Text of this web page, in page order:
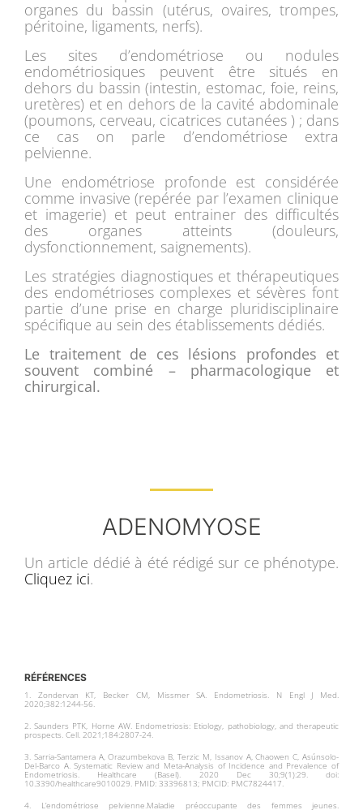
organes du bassin (utérus, ovaires, trompes,
péritoine, ligaments, nerfs).
Les sites d’endométriose ou nodules
endométriosiques peuvent être situés en
dehors du bassin (intestin, estomac, foie, reins,
uretères) et en dehors de la cavité abdominale
(poumons, cerveau, cicatrices cutanées ) ; dans
ce cas on parle d’endométriose extra
pelvienne.
Une endométriose profonde est considérée
comme invasive (repérée par l’examen clinique
et imagerie) et peut entrainer des difficultés
des organes atteints (douleurs,
dysfonctionnement, saignements).
Les stratégies diagnostiques et thérapeutiques
des endométrioses complexes et sévères font
partie d’une prise en charge pluridisciplinaire
spécifique au sein des établissements dédiés.
Le traitement de ces lésions profondes et
souvent combiné – pharmacologique et
chirurgical.
ADENOMYOSE
Un article dédié à été rédigé sur ce phénotype.
Cliquez ici.
RÉFÉRENCES
1. Zondervan KT, Becker CM, Missmer SA. Endometriosis. N Engl J Med.
2020;382:1244-56.
2. Saunders PTK, Horne AW. Endometriosis: Etiology, pathobiology, and therapeutic
prospects. Cell. 2021;184:2807-24.
3. Sarria-Santamera A, Orazumbekova B, Terzic M, Issanov A, Chaowen C, Asúnsolo-
Del-Barco A. Systematic Review and Meta-Analysis of Incidence and Prevalence of
Endometriosis. Healthcare (Basel). 2020 Dec 30;9(1):29. doi:
10.3390/healthcare9010029. PMID: 33396813; PMCID: PMC7824417.
4. L’endométriose pelvienne.Maladie préoccupante des femmes jeunes.